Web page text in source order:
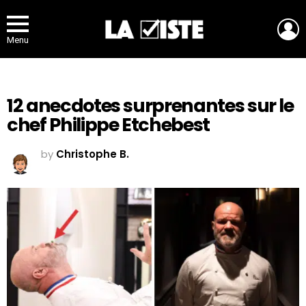
Menu
12 anecdotes surprenantes sur le
chef Philippe Etchebest
by Christophe B.